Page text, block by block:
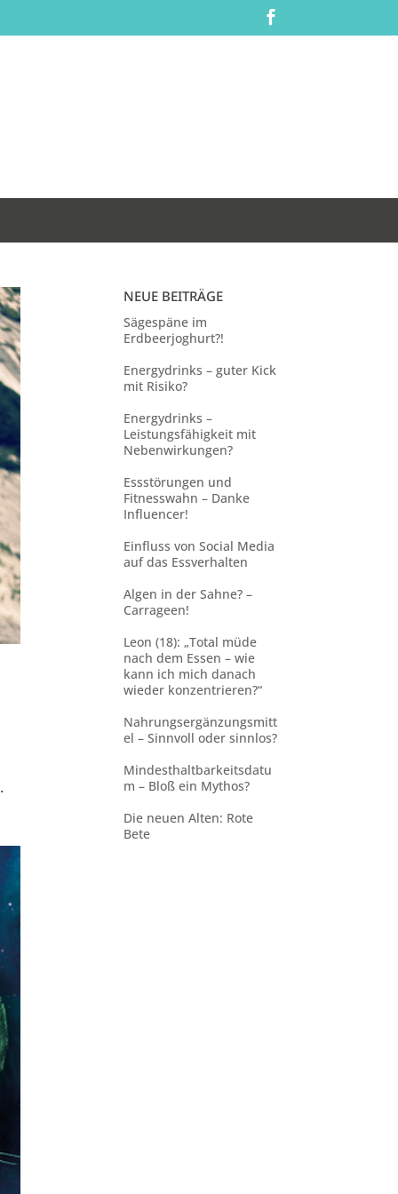

NEUE BEITRÄGE
Sägespäne im
Erdbeerjoghurt?!
Energydrinks – guter Kick
mit Risiko?
Energydrinks –
Leistungsfähigkeit mit
Nebenwirkungen?
Essstörungen und
Fitnesswahn – Danke
Influencer!
Einfluss von Social Media
auf das Essverhalten
Algen in der Sahne? –
Carrageen!
Leon (18): „Total müde
nach dem Essen – wie
kann ich mich danach
wieder konzentrieren?“
Nahrungsergänzungsmitt
el – Sinnvoll oder sinnlos?
Mindesthaltbarkeitsdatu
m – Bloß ein Mythos?
Die neuen Alten: Rote
Bete